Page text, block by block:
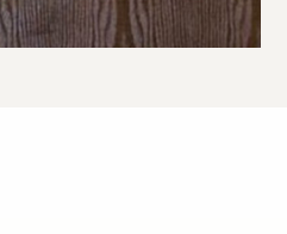
desde
LISBOA